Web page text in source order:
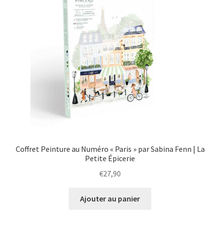
Coffret Peinture au Numéro « Paris » par Sabina Fenn | La
Petite Épicerie
€27,90
Ajouter au panier